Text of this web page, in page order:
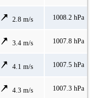
2.8 m/s 1008.2 hPa
3.4 m/s 1007.8 hPa
4.1 m/s 1007.5 hPa
4.3 m/s 1007.3 hPa